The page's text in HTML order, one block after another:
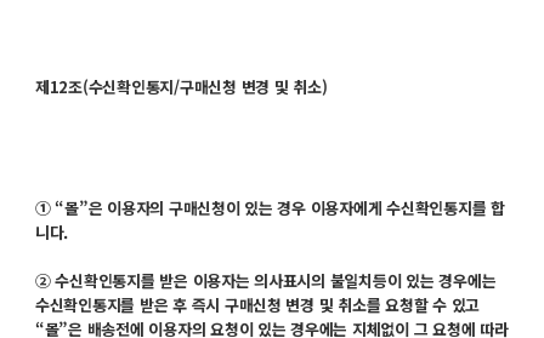
제12조(수신확인통지/구매신청 변경 및 취소)
① “몰”은 이용자의 구매신청이 있는 경우 이용자에게 수신확인통지를 합
니다.
② 수신확인통지를 받은 이용자는 의사표시의 불일치등이 있는 경우에는
수신확인통지를 받은 후 즉시 구매신청 변경 및 취소를 요청할 수 있고
“몰”은 배송전에 이용자의 요청이 있는 경우에는 지체없이 그 요청에 따라